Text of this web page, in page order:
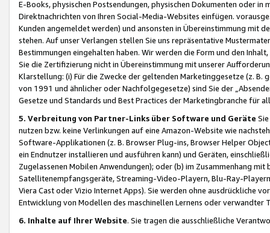
E-Books, physischen Postsendungen, physischen Dokumenten oder in
Direktnachrichten von Ihren Social-Media-Websites einfügen.
Kunden angemeldet werden) und ansonsten in Übereinstimmung mit
stehen. Auf unser Verlangen stellen Sie uns repräsentative
Bestimmungen eingehalten haben. Wir werden die Form und den
Sie die Zertifizierung nicht in Übereinstimmung mit unserer
Klarstellung: (i) Für die Zwecke der geltenden Marketinggesetze (z. B.
von 1991 und ähnlicher oder Nachfolgegesetze) sind Sie der
Gesetze und Standards und Best Practices der Marketingbranche für
5. Verbreitung von Partner-Links über Software und Geräte
nutzen bzw. keine Verlinkungen auf eine Amazon-Website wie
Software-Applikationen (z. B. Browser Plug-ins, Browser Helper
ein Endnutzer installieren und ausführen kann) und Geräten,
Zugelassenen Mobilen Anwendungen); oder (b) im Zusammenhang
Satellitenempfangsgeräte, Streaming-Video-Playern, Blu-Ray-
Viera Cast oder Vizio Internet Apps). Sie werden ohne ausdrückliche
Entwicklung von Modellen des maschinellen Lernens oder
6. Inhalte auf Ihrer Website. Sie tragen die ausschließliche